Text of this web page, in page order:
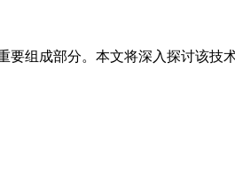
组成部分。本文将深入探讨该技